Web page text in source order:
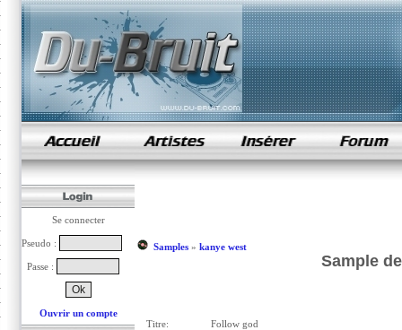
samples de rap
Se connecter
Pseudo :
Passe :
Ouvrir un compte
Samples» kanye west
Sample
Titre: Follow god